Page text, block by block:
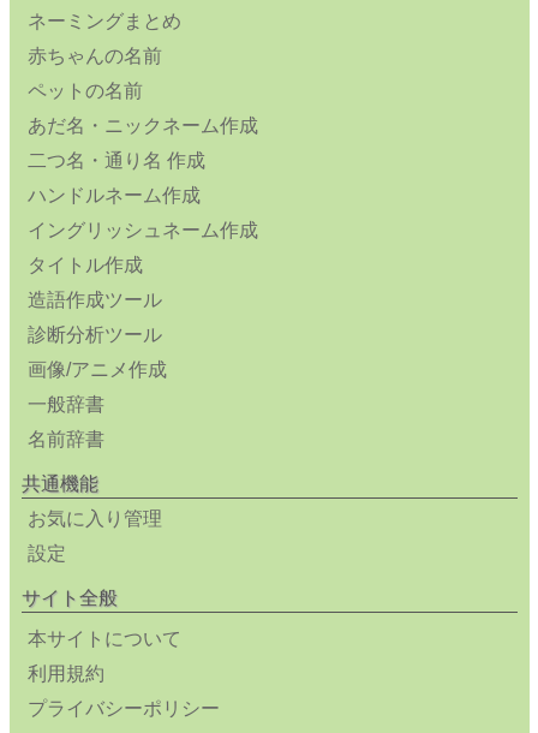
ネーミングまとめ
赤ちゃんの名前
ペットの名前
あだ名・ニックネーム作成
二つ名・通り名 作成
ハンドルネーム作成
イングリッシュネーム作成
タイトル作成
造語作成ツール
診断分析ツール
画像/アニメ作成
一般辞書
名前辞書
共通機能
お気に入り管理
設定
サイト全般
本サイトについて
利用規約
プライバシーポリシー